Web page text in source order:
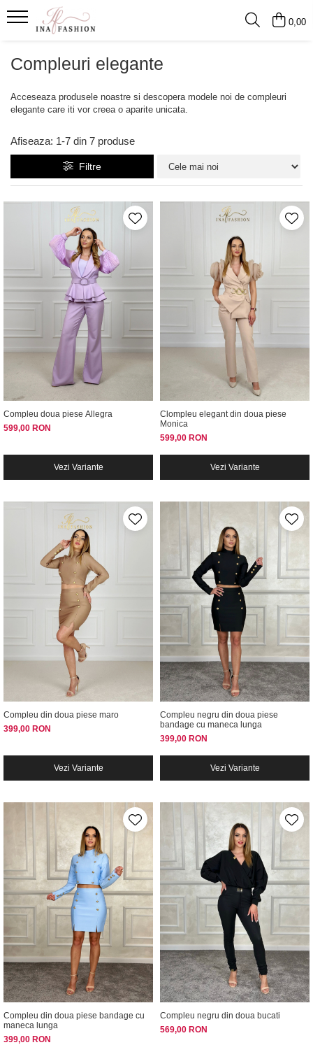
Rochii elegante
Rochii de seara
Rochii lungi
Rochii de zi
Rochii de nunta
Rochii revelion
Rochii mulate
Rochii de club
Compleuri sport
Compleuri elegante
0,00
Compleuri elegante
Acceseaza produsele noastre si descopera modele noi de compleuri
elegante care iti vor creea o aparite unicata.
Afiseaza: 1-7 din 7 produse
Filtre
Compleu doua piese Allegra
599,00 RON
Vezi Variante
Clompleu elegant din doua piese
Monica
599,00 RON
Vezi Variante
Compleu din doua piese maro
399,00 RON
Vezi Variante
Compleu negru din doua piese
bandage cu maneca lunga
399,00 RON
Vezi Variante
Compleu din doua piese bandage cu
maneca lunga
399,00 RON
Compleu negru din doua bucati
569,00 RON